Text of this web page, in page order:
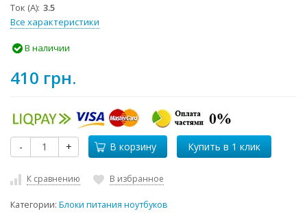
Ток (А) 3.5
Все характеристики
В наличии
410 грн.
- + В корзину
К сравнению В избранное
Категории: Блоки питания ноутбуков